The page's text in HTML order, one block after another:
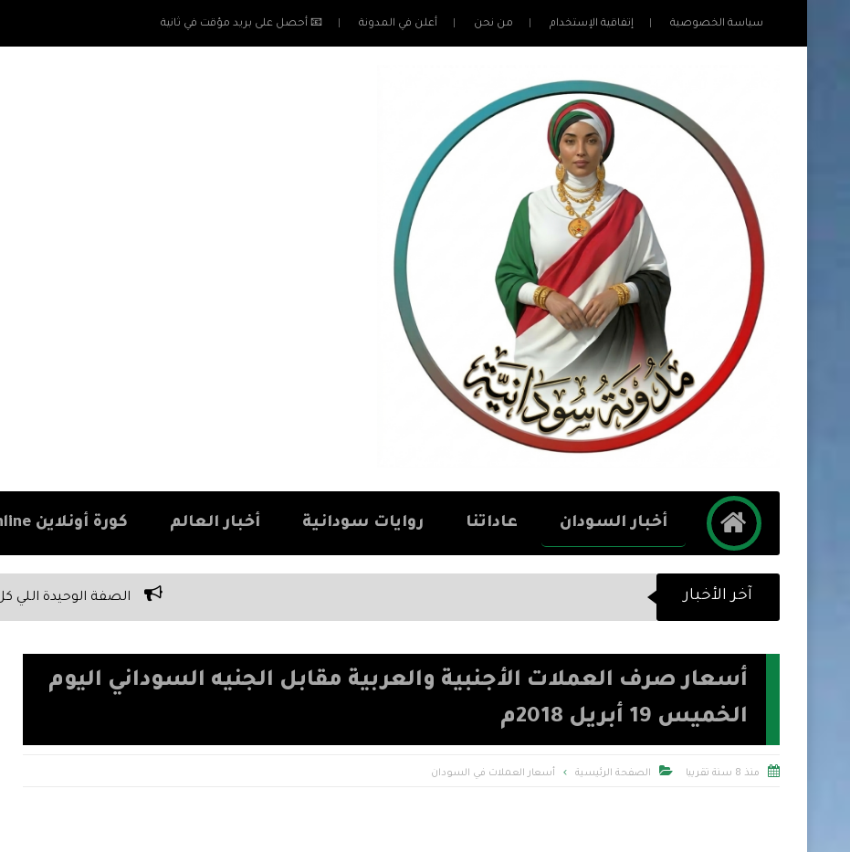
سياسة الخصوصية إتفاقية الإستخدام من نحن أعلن في المدونة 📧 أحصل على بريد مؤقت في ثانية
أخبار السودان عاداتنا روايات سودانية أخبار العالم كورة أونلاين Kora Online
آخر الأخبار الصفة الوحيدة اللي كل سوداني بيفتخر بيها
أسعار صرف العملات الأجنبية والعربية مقابل الجنيه السوداني اليوم
الخميس 19 أبريل 2018م
 منذ 8 سنة تقريبا  الصفحة الرئيسية أسعار العملات في السودان